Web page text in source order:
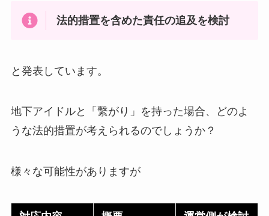
法的措置を含めた責任の追及を検討
と発表しています。
地下アイドルと「繫がり」を持った場合、どのよ
うな法的措置が考えられるのでしょうか？
様々な可能性がありますが